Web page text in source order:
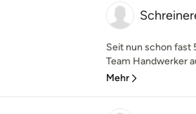
Seit nun schon fast
Team Handwerker
Mehr